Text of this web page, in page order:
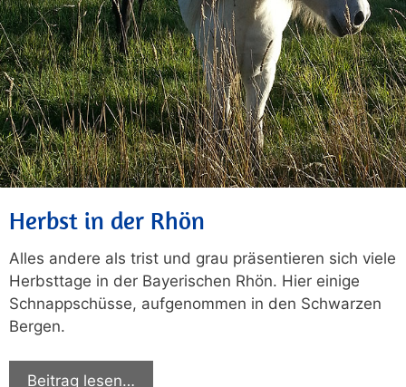
Herbst in der Rhön
Alles andere als trist und grau präsentieren sich viele
Herbsttage in der Bayerischen Rhön. Hier einige
Schnappschüsse, aufgenommen in den Schwarzen
Bergen.
Beitrag lesen…